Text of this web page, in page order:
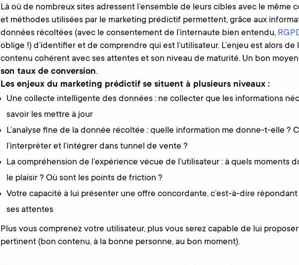
Là où de nombreux sites adressent l’ensemble de leurs cibles avec le même
et méthodes utilisées par le marketing prédictif permettent, grâce aux
données récoltées (avec le consentement de l’internaute bien entendu,
oblige !) d’identifier et de comprendre qui est l’utilisateur. L’enjeu est alors
contenu cohérent avec ses attentes et son niveau de maturité. Un bon moyen
son taux de conversion.
Les enjeux du marketing prédictif se situent à plusieurs niveaux :
Une collecte intelligente des données : ne collecter que les informations
savoir les mettre à jour
L’analyse fine de la donnée récoltée : quelle information me donne-t-elle ?
l’interpréter et l’intégrer dans tunnel de vente ?
La compréhension de l’expérience vécue de l’utilisateur : à quels moments
le plaisir ? Où sont les points de friction ?
Votre capacité à lui présenter une offre concordante, c’est-à-dire
ses attentes
Plus vous comprenez votre utilisateur, plus vous serez capable de lui
pertinent (bon contenu, à la bonne personne, au bon moment).